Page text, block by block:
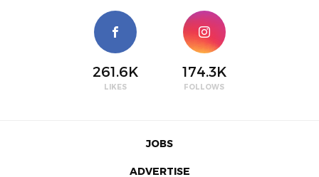
261.6K
LIKES
174.3K
FOLLOWS
JOBS
ADVERTISE